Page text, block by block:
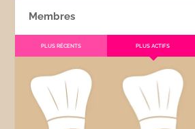
Membres
PLUS RÉCENTS PLUS ACTIFS